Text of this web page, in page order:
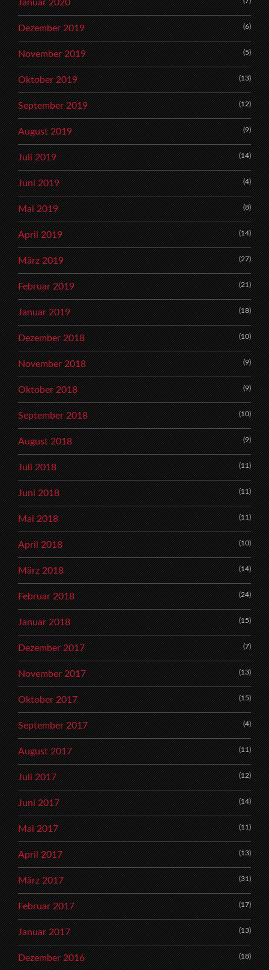
Januar 2020
Dezember 2019 (6)
November 2019 (5)
Oktober 2019 (13)
September 2019 (12)
August 2019 (9)
Juli 2019 (14)
Juni 2019 (4)
Mai 2019 (8)
April 2019 (14)
März 2019 (27)
Februar 2019 (21)
Januar 2019 (18)
Dezember 2018 (10)
November 2018 (9)
Oktober 2018 (9)
September 2018 (10)
August 2018 (9)
Juli 2018 (11)
Juni 2018 (11)
Mai 2018 (11)
April 2018 (10)
März 2018 (14)
Februar 2018 (24)
Januar 2018 (15)
Dezember 2017 (7)
November 2017 (13)
Oktober 2017 (15)
September 2017 (4)
August 2017 (11)
Juli 2017 (12)
Juni 2017 (14)
Mai 2017 (11)
April 2017 (13)
März 2017 (31)
Februar 2017 (17)
Januar 2017 (13)
Dezember 2016 (18)